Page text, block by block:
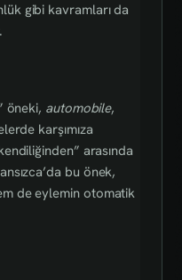
gibi kavramları da
öneki, automobile,
karşımıza
arasında
bu önek,
de eylemin otomatik